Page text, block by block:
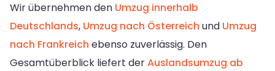
Wir übernehmen den Umzug innerhalb
Deutschlands, Umzug nach Österreich und Umzug
nach Frankreich ebenso zuverlässig. Den
Gesamtüberblick liefert derAuslandsumzug ab